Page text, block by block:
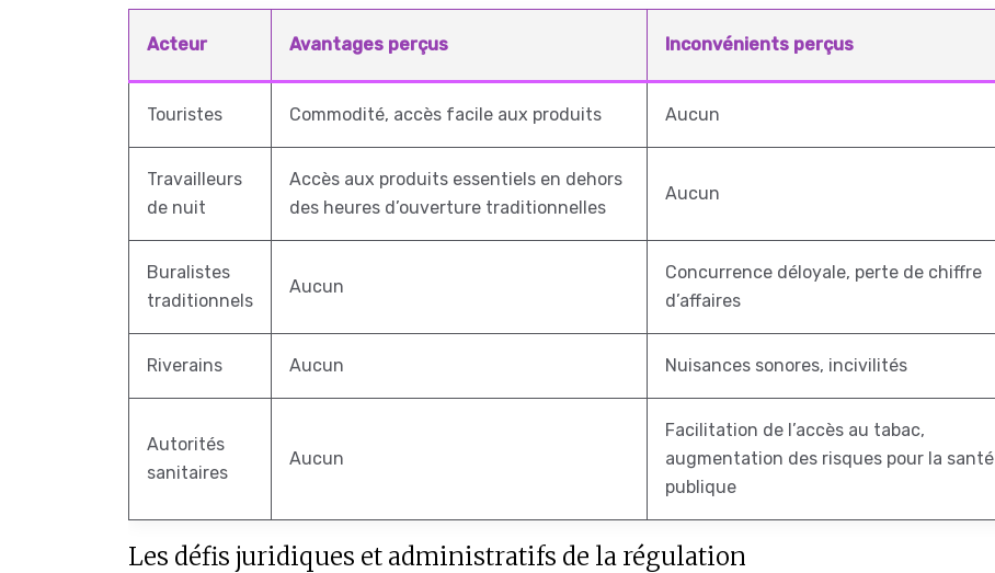
Acteur Avantages perçus Inconvénients perçus
Touristes Commodité, accès facile aux produits Aucun
Travailleurs
de nuit
Accès aux produits essentiels en dehors
des heures d’ouverture traditionnelles
Aucun
Buralistes
traditionnels
Aucun
Concurrence déloyale, perte de chiffre
d’affaires
Riverains Aucun Nuisances sonores, incivilités
Autorités
sanitaires
Aucun
Facilitation de l’accès au tabac,
augmentation des risques pour la santé
publique
Les défis juridiques et administratifs de la régulation